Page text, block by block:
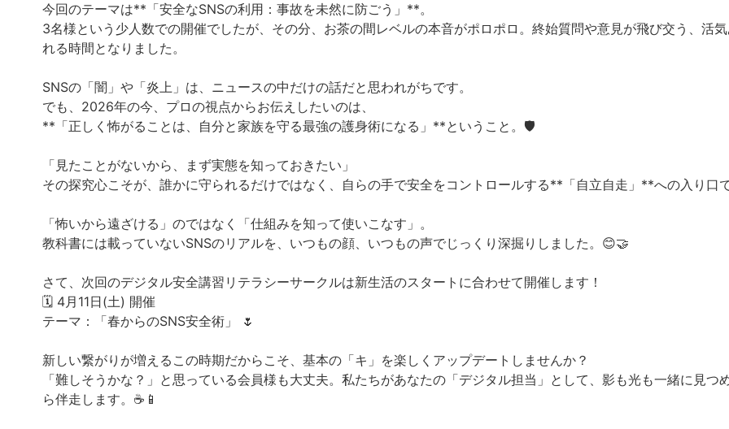
今回のテーマは**「安全なSNSの利用：事故を未然に防ごう」**。
3名様という少人数での開催でしたが、その分、お茶の間レベルの本音がポロポロ。終始質問や意見が飛び交う、活
れる時間となりました。
SNSの「闇」や「炎上」は、ニュースの中だけの話だと思われがちです。
でも、2026年の今、プロの視点からお伝えしたいのは、
**「正しく怖がることは、自分と家族を守る最強の護身術になる」**ということ。🛡️
「見たことがないから、まず実態を知っておきたい」
その探究心こそが、誰かに守られるだけではなく、自らの手で安全をコントロールする**「自立自走」**への入り口
「怖いから遠ざける」のではなく「仕組みを知って使いこなす」。
教科書には載っていないSNSのリアルを、いつもの顔、いつもの声でじっくり深掘りしました。😊🤝
さて、次回のデジタル安全講習リテラシーサークルは新生活のスタートに合わせて開催します！
🗓 4月11日(土) 開催
テーマ：「春からのSNS安全術」 🌷
新しい繋がりが増えるこの時期だからこそ、基本の「キ」を楽しくアップデートしませんか？
「難しそうかな？」と思っている会員様も大丈夫。私たちがあなたの「デジタル担当」として、影も光も一緒に見つ
ら伴走します。☕️📱